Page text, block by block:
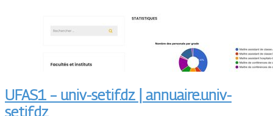
UFAS1 – univ-setif.dz | annuaire.univ-
setif.dz